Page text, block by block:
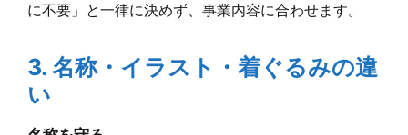
に不要」と一律に決めず、事業内容に合わせます。
3. 名称・イラスト・着ぐるみの違
い